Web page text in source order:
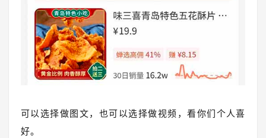
可以选择做图文，也可以选择做视频，看你们个人喜
好。